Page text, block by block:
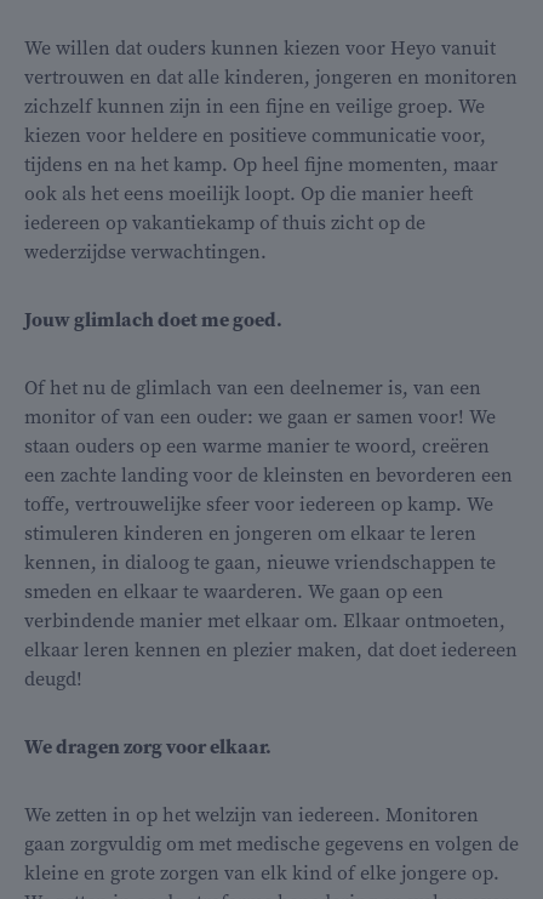
We willen dat ouders kunnen kiezen voor Heyo vanuit
vertrouwen en dat alle kinderen, jongeren en monitoren
zichzelf kunnen zijn in een fijne en veilige groep. We
kiezen voor heldere en positieve communicatie voor,
tijdens en na het kamp. Op heel fijne momenten, maar
ook als het eens moeilijk loopt. Op die manier heeft
iedereen op vakantiekamp of thuis zicht op de
wederzijdse verwachtingen.
Jouw glimlach doet me goed.
Of het nu de glimlach van een deelnemer is, van een
monitor of van een ouder: we gaan er samen voor! We
staan ouders op een warme manier te woord, creëren
een zachte landing voor de kleinsten en bevorderen een
toffe, vertrouwelijke sfeer voor iedereen op kamp. We
stimuleren kinderen en jongeren om elkaar te leren
kennen, in dialoog te gaan, nieuwe vriendschappen te
smeden en elkaar te waarderen. We gaan op een
verbindende manier met elkaar om. Elkaar ontmoeten,
elkaar leren kennen en plezier maken, dat doet iedereen
deugd!
We dragen zorg voor elkaar.
We zetten in op het welzijn van iedereen. Monitoren
gaan zorgvuldig om met medische gegevens en volgen de
kleine en grote zorgen van elk kind of elke jongere op.